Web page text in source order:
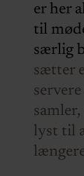
er her
til
særlig
sætter
lyst til